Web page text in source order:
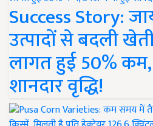
Success Story:
उत्पादों से बदली
लागत हुई 50%
शानदार वृद्धि!